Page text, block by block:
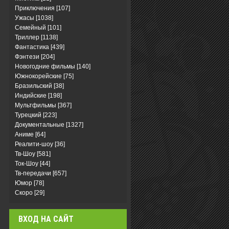
Приключения [107]
Ужасы [1038]
Семейный [101]
Триллер [1138]
Фантастика [439]
Фэнтези [204]
Новогодние фильмы [140]
Южнокорейские [75]
Бразильский [38]
Индийские [198]
Мультфильмы [367]
Турецкий [223]
Документальные [1327]
Аниме [64]
Реалити-шоу [36]
Тв-Шоу [581]
Ток-Шоу [44]
Тв-передачи [657]
Юмор [78]
Скоро [29]
ВХОД НА САЙТ